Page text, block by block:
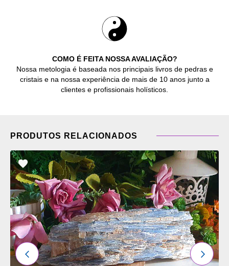
COMO É FEITA NOSSA AVALIAÇÃO?
Nossa metologia é baseada nos principais livros de pedras e
cristais e na nossa experiência de mais de 10 anos junto a
clientes e profissionais holísticos.
PRODUTOS RELACIONADOS
ADICIONAR
OS
FAVORITOS
ANTERIOR